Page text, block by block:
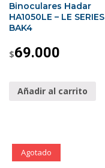
Binoculares Hadar
HA1050LE – LE SERIES
BAK4
$69.000
Añadir al carrito
Agotado